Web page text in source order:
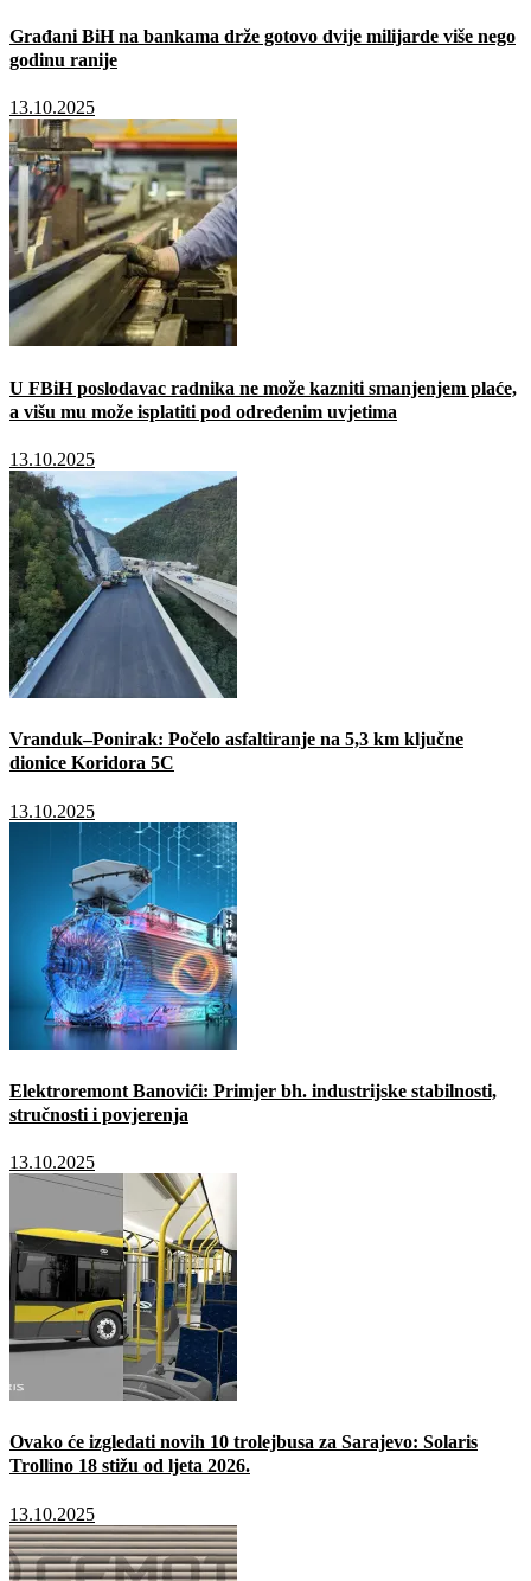
Građani BiH na bankama drže gotovo dvije milijarde više nego
godinu ranije
13.10.2025
U FBiH poslodavac radnika ne može kazniti smanjenjem plaće,
a višu mu može isplatiti pod određenim uvjetima
13.10.2025
Vranduk–Ponirak: Počelo asfaltiranje na 5,3 km ključne
dionice Koridora 5C
13.10.2025
Elektroremont Banovići: Primjer bh. industrijske stabilnosti,
stručnosti i povjerenja
13.10.2025
Ovako će izgledati novih 10 trolejbusa za Sarajevo: Solaris
Trollino 18 stižu od ljeta 2026.
13.10.2025